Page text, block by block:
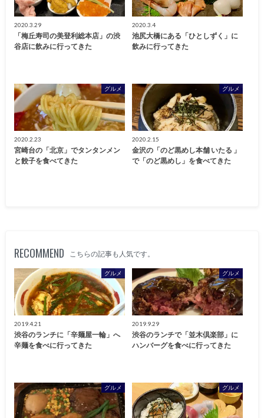
2020.3.29
「梅丘寿司の美登利総本店」の渋
谷店に飲みに行ってきた
2020.3.4
池尻大橋にある「ひとしずく」に
飲みに行ってきた
グルメ
2020.2.23
宮崎台の「北京」でタンタンメン
と餃子を食べてきた
グルメ
2020.2.15
金沢の「のど黒めし本舗 いたる 」
で「のど黒めし」を食べてきた
RECOMMEND こちらの記事も人気です。
グルメ
2019.4.21
渋谷のランチに「辛麺屋一輪」へ
辛麺を食べに行ってきた
グルメ
2019.9.29
渋谷のランチで「並木倶楽部」に
ハンバーグを食べに行ってきた
グルメ グルメ